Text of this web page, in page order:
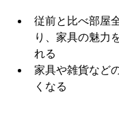
従前と比べ部屋
り、家具の魅力
れる
家具や雑貨など
くなる